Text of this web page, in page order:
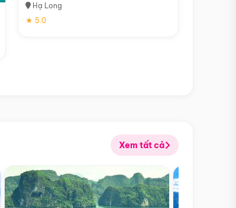
Hạ Long
★ 5.0
Xem tất cả